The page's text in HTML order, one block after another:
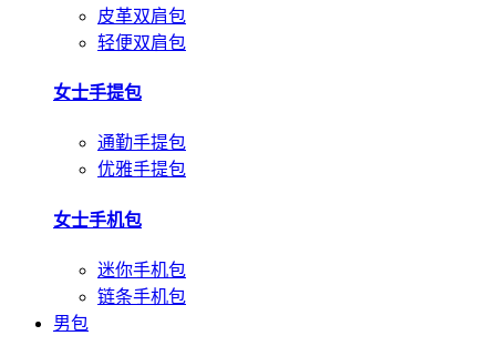
皮革双肩包
轻便双肩包
女士手提包
通勤手提包
优雅手提包
女士手机包
迷你手机包
链条手机包
男包